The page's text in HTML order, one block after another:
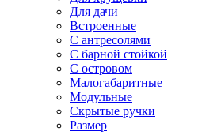
Для дачи
Встроенные
С антресолями
С барной стойкой
С островом
Малогабаритные
Модульные
Скрытые ручки
Размер